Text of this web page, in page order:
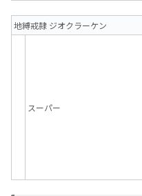
地縛戒隷 ジオクラーケン
スーパー